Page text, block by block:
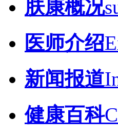
肤康概况
医师介绍
新闻报道
健康百科